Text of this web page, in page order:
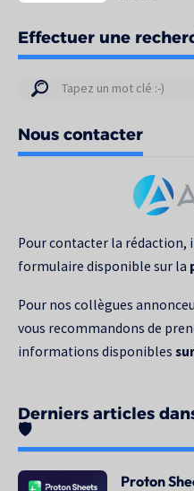
Effectuer une
Résultats
votre
recherche
Nous contacter
Pour contacter la rédaction,
formulaire disponible sur la
Pour nos collègues
vous recommandons de
informations disponibles
Derniers articles
🛡️
Proton